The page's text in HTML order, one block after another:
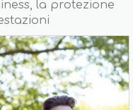
la protezione